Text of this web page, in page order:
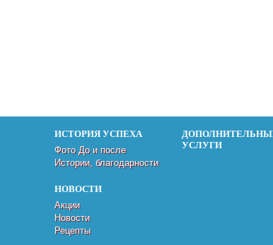
ИСТОРИЯ УСПЕХА
Фото До и после
Истории, благодарности
НОВОСТИ
Акции
Новости
Рецепты
УСЛУГИ